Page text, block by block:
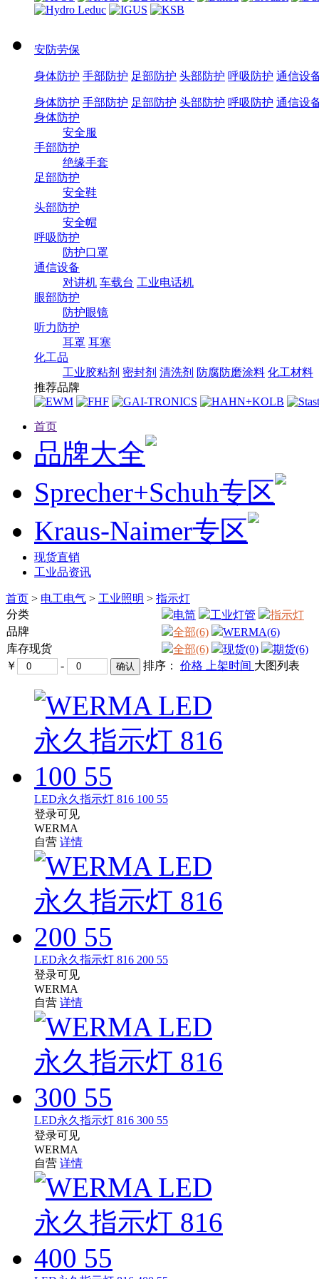
安防劳保
身体防护 手部防护 足部防护 头部防护 呼吸防护 通信设
身体防护 手部防护 足部防护 头部防护 呼吸防护 通信设
身体防护
安全服
手部防护
绝缘手套
足部防护
安全鞋
头部防护
安全帽
呼吸防护
防护口罩
通信设备
对讲机 车载台 工业电话机
眼部防护
防护眼镜
听力防护
耳罩 耳塞
化工品
工业胶粘剂 密封剂 清洗剂 防腐防磨涂料 化工材料
推荐品牌
首页
品牌大全
Sprecher+Schuh专区
Kraus-Naimer专区
现货直销
工业品资讯
首页 > 电工电气 > 工业照明 > 指示灯
分类
电筒 工业灯管
指示灯
品牌
全部(6)
WERMA(6)
库存现货
全部(6) 现货(0)
期货(6)
￥
- 排序： 价格 上架时间 大图列表
LED永久指示灯 816 100 55
登录可见
WERMA
自营 详情
LED永久指示灯 816 200 55
登录可见
WERMA
自营 详情
LED永久指示灯 816 300 55
登录可见
WERMA
自营 详情